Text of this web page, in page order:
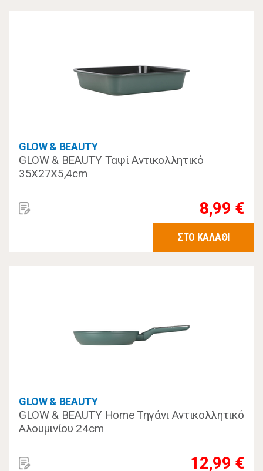
GLOW & BEAUTY
GLOW & BEAUTY Ταψί Αντικολλητικό
35Χ27Χ5,4cm
8,99 €
ΣΤΟ ΚΑΛΑΘΙ
GLOW & BEAUTY
GLOW & BEAUTY Home Τηγάνι Αντικολλητικό
Αλουμινίου 24cm
12,99 €